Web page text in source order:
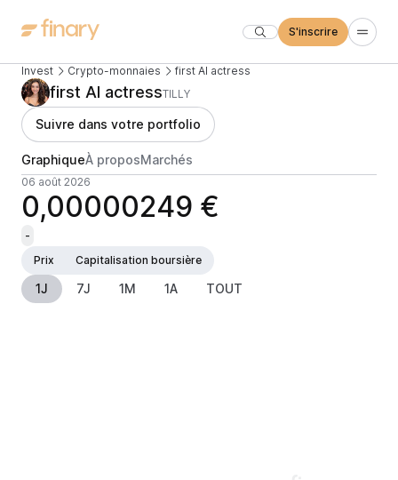
S'inscrire
Invest Crypto-monnaies first AI actress
first AI actressTILLY
Suivre dans votre portfolio
GraphiqueÀ proposMarchés
06 août 2026
0,00000249 €
-
Prix
Capitalisation boursière
1J 7J 1M 1A TOUT